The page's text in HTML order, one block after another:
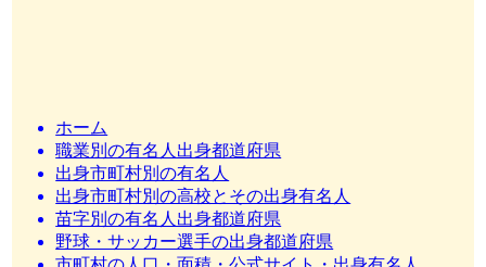
ホーム
職業別の有名人出身都道府県
出身市町村別の有名人
出身市町村別の高校とその出身有名人
苗字別の有名人出身都道府県
野球・サッカー選手の出身都道府県